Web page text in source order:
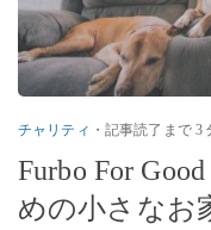
チャリティ ・ 記事読了まで 3
Furbo For
めの小さなお